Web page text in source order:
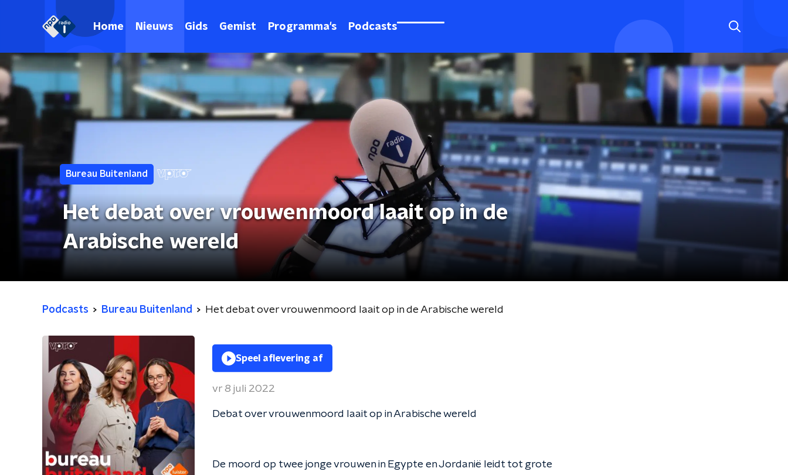
Home Nieuws Gids Gemist Programma's Podcasts
Bureau Buitenland
Het debat over vrouwenmoord laait op in de
Arabische wereld
Podcasts Bureau Buitenland Het debat over vrouwenmoord laait op in de Arabische wereld
Speel aflevering af
vr 8 juli 2022
Debat over vrouwenmoord laait op in Arabische wereld
De moord op twee jonge vrouwen in Egypte en Jordanië leidt tot grote